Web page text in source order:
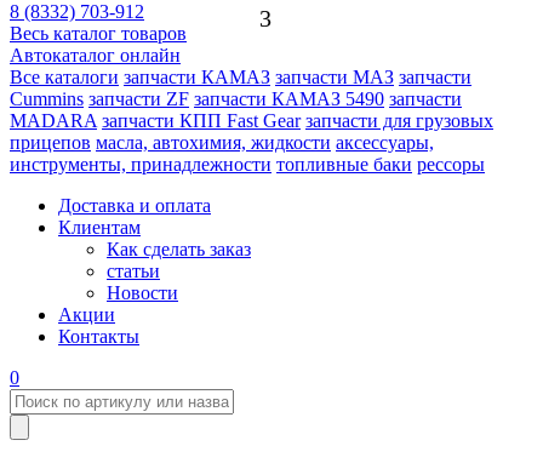
8 (8332) 703-912
Весь каталог товаров
Автокаталог онлайн
Все каталоги запчасти КАМАЗ запчасти МАЗ запчасти
Cummins запчасти ZF запчасти КАМАЗ 5490 запчасти
MADARA запчасти КПП Fast Gear запчасти для грузовых
прицепов масла, автохимия, жидкости аксессуары,
инструменты, принадлежности топливные баки рессоры
Доставка и оплата
Клиентам
Как сделать заказ
статьи
Новости
Акции
Контакты
0
3